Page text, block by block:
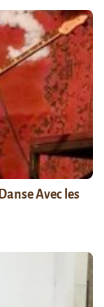
Avec les